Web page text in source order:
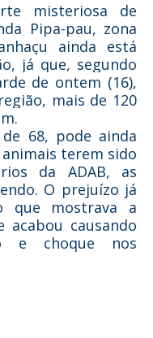
misteriosa de
Pipa-pau, zona
ainda está
já que, segundo
de ontem (16),
mais de 120
68, pode ainda
terem sido
da ADAB, as
O prejuízo já
que mostrava a
acabou causando
e choque nos